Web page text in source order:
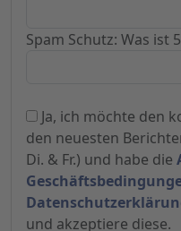
Spam Schutz: Was ist
Ja, ich möchte den
den neuesten
Di. & Fr.) und habe die
und akzeptiere diese.